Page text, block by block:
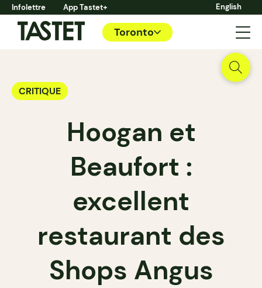
Infolettre App Tastet+ English
Toronto
CRITIQUE
Hoogan et
Beaufort :
excellent
restaurant des
Shops Angus